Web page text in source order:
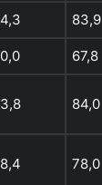
83,9
67,8
84,0
78,0